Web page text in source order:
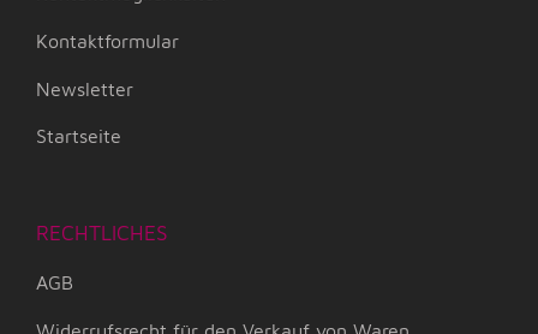
Kontaktformular
Newsletter
Startseite
RECHTLICHES
AGB